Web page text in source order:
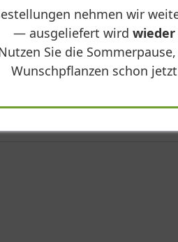
- + In den
coronarius 'Aureus'"
nehmen wir
— ausgeliefert wird wieder
Sie die
Wunschpflanzen schon